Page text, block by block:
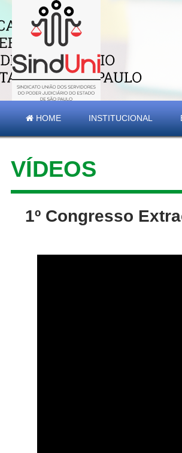
HOME INSTITUCIONAL
VÍDEOS
1º Congresso